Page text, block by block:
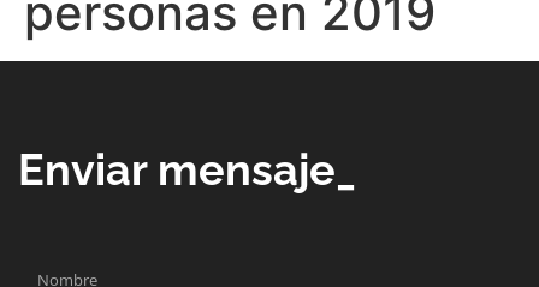
personas en 2019
Enviar mensaje_